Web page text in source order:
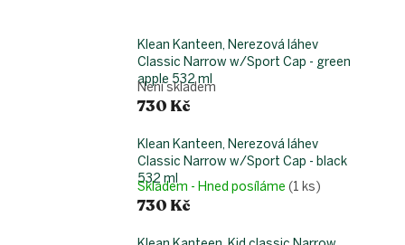
Klean Kanteen, Nerezová láhev
Classic Narrow w/Sport Cap - green
apple 532 ml
Není skladem
730 Kč
Klean Kanteen, Nerezová láhev
Classic Narrow w/Sport Cap - black
532 ml
Skladem - Hned posíláme (1 ks)
730 Kč